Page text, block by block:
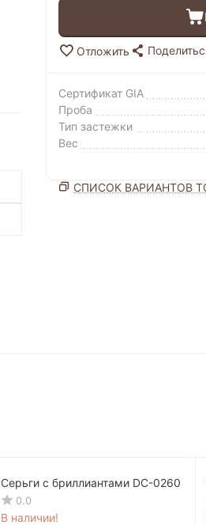
Отложить
Сертификат GIA
Проба
Тип застежки
Вес
СПИСОК ВАРИАНТОВ
Серьги с бриллиантами DC-0260
0.0
В наличии!